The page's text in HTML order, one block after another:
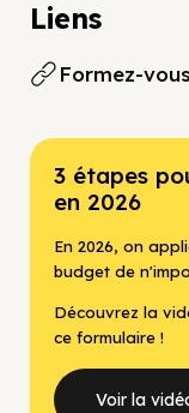
Liens
Formez-vous
3 étapes
en 2026
En 2026, on
budget de
Découvrez la
ce formulaire !
Voir la